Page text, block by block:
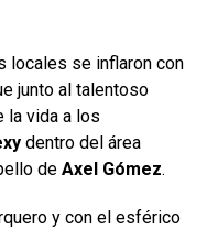
locales se inflaron con
junto al talentoso
la vida a los
dentro del área
de Axel Gómez.
y con el esférico